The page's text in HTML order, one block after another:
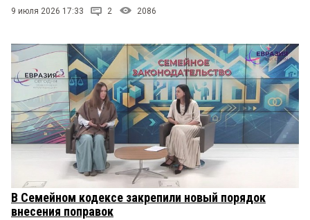
9 июля 2026 17:33 2 2086
В Семейном кодексе закрепили новый порядок
внесения поправок